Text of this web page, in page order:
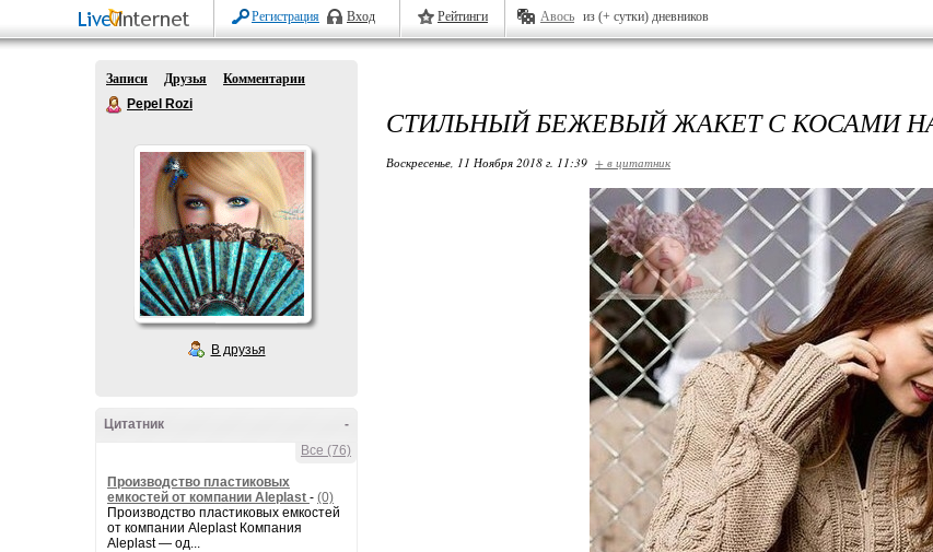
Регистрация Вход Рейтинги Авось из (+ сутки) дневников
Записи Друзья
Комментарии
Pepel Rozi
В друзья
-
Цитатник
Все (76)
Производство пластиковых
емкостей от компании Aleplast - (0)
Производство пластиковых емкостей
от компании Aleplast Компания
Aleplast — од...
СТИЛЬНЫЙ БЕЖЕВЫЙ ЖАКЕТ С КОСАМИ
Воскресенье, 11 Ноября 2018 г. 11:39 + в цитатник